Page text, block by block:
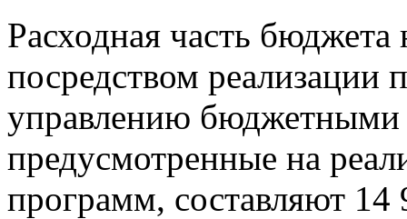
Расходная часть
посредством реализации
управлению бюджетными
предусмотренные на
программ, составляют